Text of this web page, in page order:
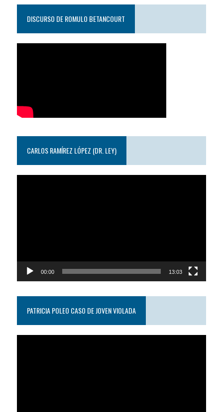
DISCURSO DE ROMULO BETANCOURT
CARLOS RAMÍREZ LÓPEZ (DR. LEY)
00:00 13:03
PATRICIA POLEO CASO DE JOVEN VIOLADA